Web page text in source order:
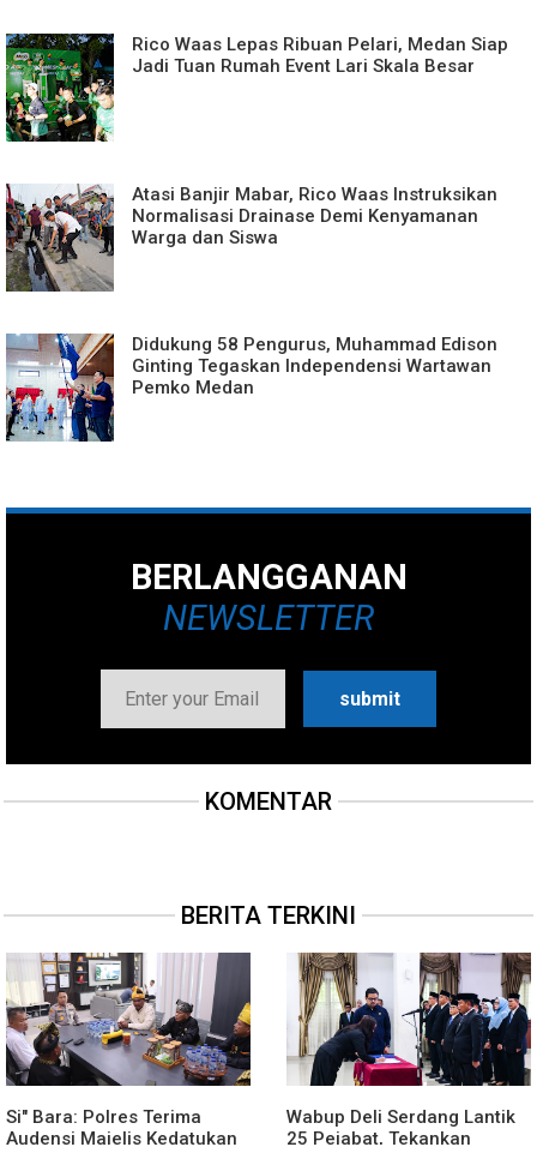
Rico Waas Lepas Ribuan Pelari, Medan Siap
Jadi Tuan Rumah Event Lari Skala Besar
Atasi Banjir Mabar, Rico Waas Instruksikan
Normalisasi Drainase Demi Kenyamanan
Warga dan Siswa
Didukung 58 Pengurus, Muhammad Edison
Ginting Tegaskan Independensi Wartawan
Pemko Medan
BERLANGGANAN
NEWSLETTER
KOMENTAR
BERITA TERKINI
Si" Bara: Polres Terima
Audensi Majelis Kedatukan
Wabup Deli Serdang Lantik
25 Pejabat, Tekankan